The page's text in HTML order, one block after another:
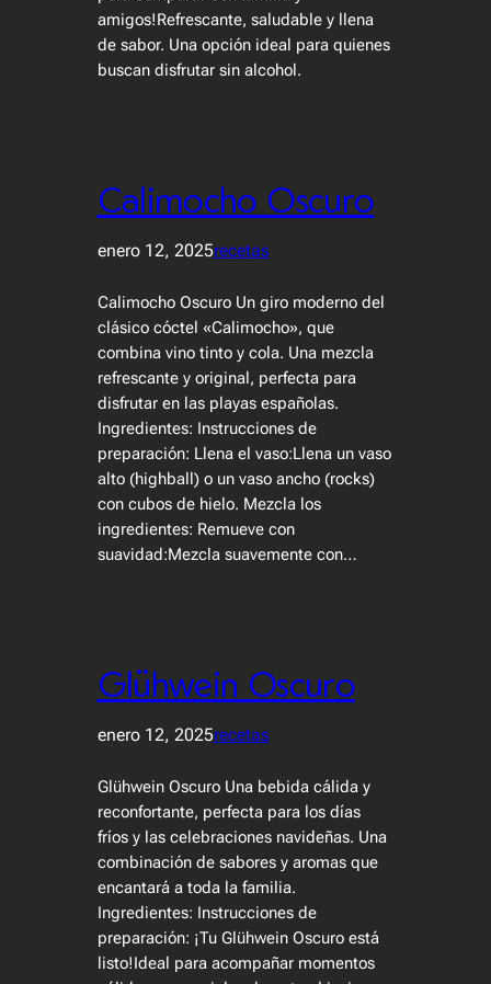
amigos!Refrescante, saludable y llena
de sabor. Una opción ideal para quienes
buscan disfrutar sin alcohol.
Calimocho Oscuro
enero 12, 2025recetas
Calimocho Oscuro Un giro moderno del
clásico cóctel «Calimocho», que
combina vino tinto y cola. Una mezcla
refrescante y original, perfecta para
disfrutar en las playas españolas.
Ingredientes: Instrucciones de
preparación: Llena el vaso:Llena un vaso
alto (highball) o un vaso ancho (rocks)
con cubos de hielo. Mezcla los
ingredientes: Remueve con
suavidad:Mezcla suavemente con…
Glühwein Oscuro
enero 12, 2025recetas
Glühwein Oscuro Una bebida cálida y
reconfortante, perfecta para los días
fríos y las celebraciones navideñas. Una
combinación de sabores y aromas que
encantará a toda la familia.
Ingredientes: Instrucciones de
preparación: ¡Tu Glühwein Oscuro está
listo!Ideal para acompañar momentos